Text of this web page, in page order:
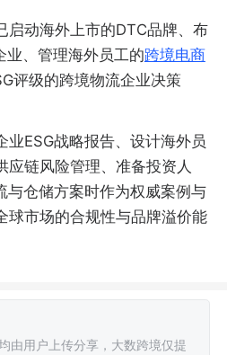
启动海外上市的DTC品牌、布
业、管理海外员工的跨境电商
评级的跨境物流企业决策
业ESG战略报告、设计海外员
应链风险管理、准备投资人
与仓储方案时作为权威案例与
球市场的合规性与品牌溢价能
由用户上传分享，大数跨境仅提